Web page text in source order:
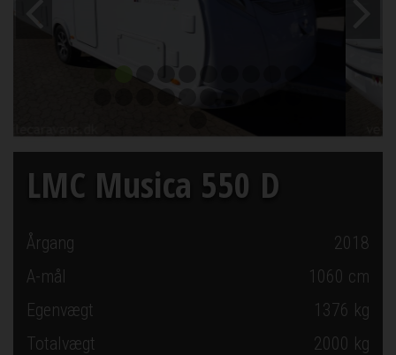
LMC Musica 550 D
Årgang
2018
A-mål
1060 cm
Egenvægt
1376 kg
Totalvægt
2000 kg